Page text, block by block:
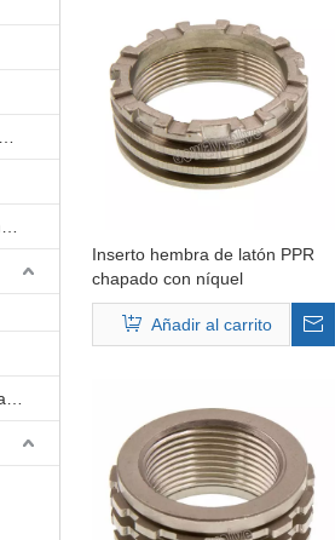
Inserto hembra de latón PPR
chapado con níquel
Añadir al carrito